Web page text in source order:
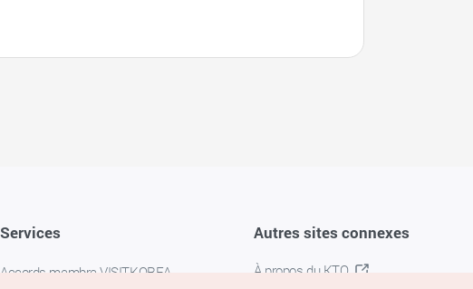
Services
Accords membre VISITKOREA
Autres sites connexes
À propos du KTO